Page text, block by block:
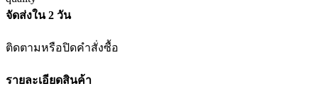
จัดส่งใน 2 วัน
ติดตามหรือปิดคำสั่งซื้อ
รายละเอียดสินค้า